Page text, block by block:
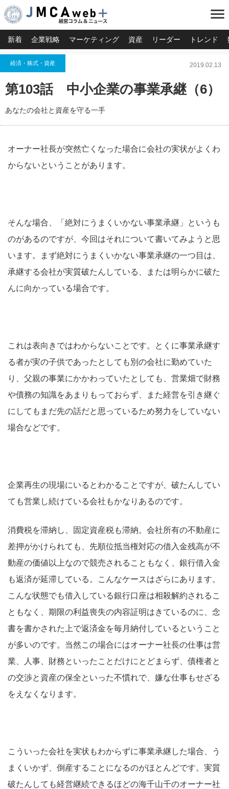
menu
新着 企業戦略 マーケティング 資産 リーダー トレンド
経済・株式・資産 2019.02.13
第103話 中小企業の事業承継（6）
あなたの会社と資産を守る一手
オーナー社長が突然亡くなった場合に会社の実状がよくわ
からないということがあります。
そんな場合、「絶対にうまくいかない事業承継」というも
のがあるのですが、今回はそれについて書いてみようと思
います。まず絶対にうまくいかない事業承継の一つ目は、
承継する会社が実質破たんしている、または明らかに破た
んに向かっている場合です。
これは表向きではわからないことです。とくに事業承継す
る者が実の子供であったとしても別の会社に勤めていた
り、父親の事業にかかわっていたとしても、営業畑で財務
や債務の知識をあまりもっておらず、また経営を引き継ぐ
にしてもまだ先の話だと思っているため努力をしていない
場合などです。
企業再生の現場にいるとわかることですが、破たんしてい
ても営業し続けている会社もかなりあるのです。
消費税を滞納し、固定資産税も滞納。会社所有の不動産に
差押がかけられても、先順位抵当権対応の借入金残高が不
動産の価値以上なので競売されることもなく、銀行借入金
も返済が延滞している。こんなケースはざらにあります。
こんな状態でも借入している銀行口座は相殺解約されるこ
ともなく、期限の利益喪失の内容証明はきているのに、念
書を書かされた上で返済金を毎月納付しているということ
が多いのです。当然この場合にはオーナー社長の仕事は営
業、人事、財務といったことだけにとどまらず、債権者と
の交渉と資産の保全といった不慣れで、嫌な仕事もせざる
をえなくなります。
こういった会社を実状もわからずに事業承継した場合、う
まくいかず、倒産することになるのがほとんどです。実質
破たんしても経営継続できるほどの海千山千のオーナー社